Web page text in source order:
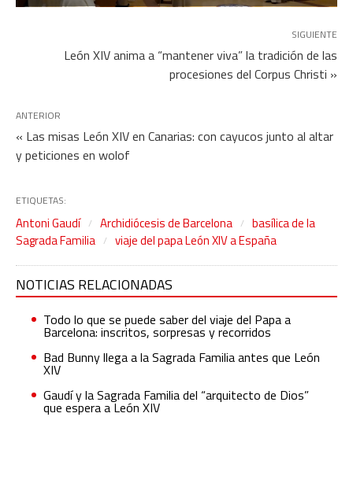
SIGUIENTE
León XIV anima a “mantener viva” la tradición de las
procesiones del Corpus Christi »
ANTERIOR
« Las misas León XIV en Canarias: con cayucos junto al altar
y peticiones en wolof
ETIQUETAS:
Antoni Gaudí Archidiócesis de Barcelona
basílica de la
Sagrada Familia
viaje del papa León XIV a España
NOTICIAS RELACIONADAS
Todo lo que se puede saber del viaje del Papa a
Barcelona: inscritos, sorpresas y recorridos
Bad Bunny llega a la Sagrada Familia antes que León
XIV
Gaudí y la Sagrada Familia del “arquitecto de Dios”
que espera a León XIV